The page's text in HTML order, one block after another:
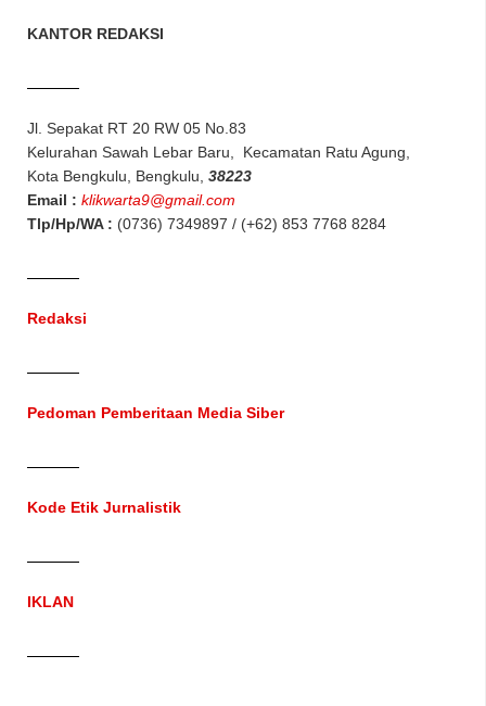
KANTOR REDAKSI
Jl. Sepakat RT 20 RW 05 No.83
Kelurahan Sawah Lebar Baru, Kecamatan Ratu Agung,
Kota Bengkulu, Bengkulu, 38223
Email : klikwarta9@gmail.com
Tlp/Hp/WA : (0736) 7349897 / (+62) 853 7768 8284
Redaksi
Pedoman Pemberitaan Media Siber
Kode Etik Jurnalistik
IKLAN